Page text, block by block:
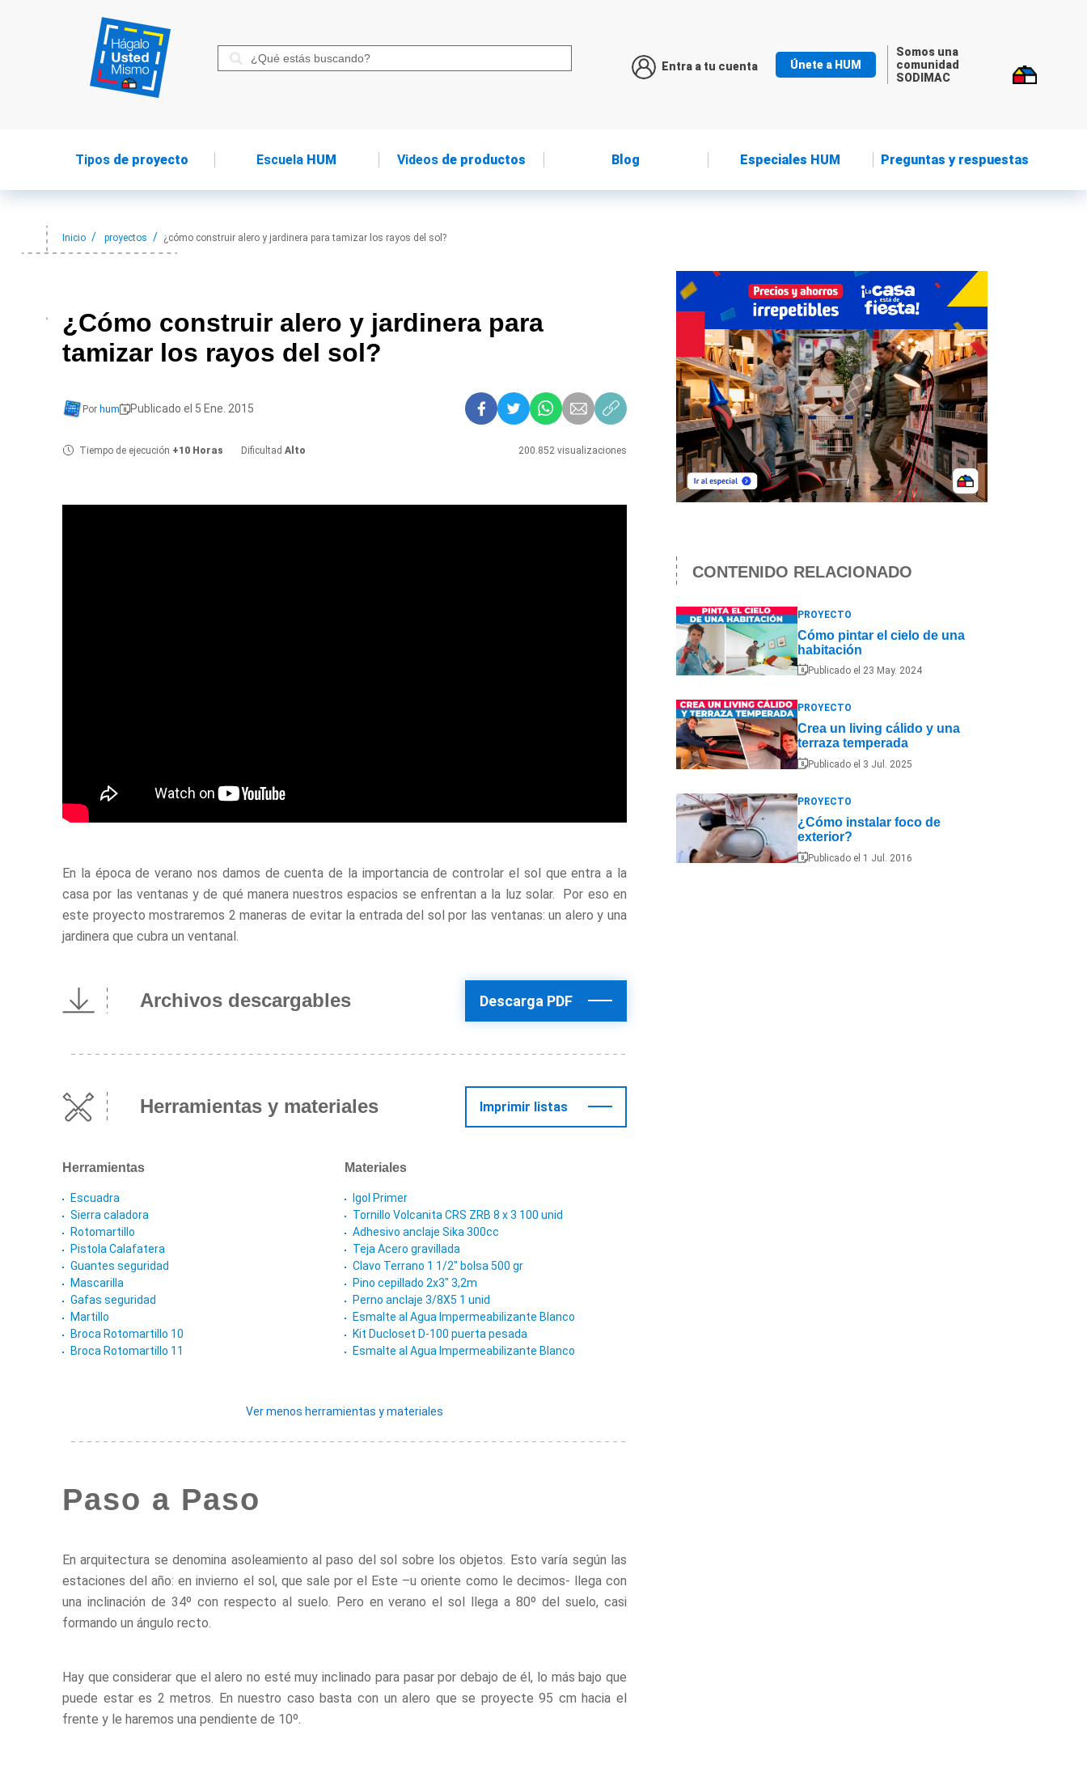
Entra a tu cuenta Únete a HUM
Somos una
comunidad
SODIMAC
Tipos de proyecto Escuela HUM Videosde productos Blog Especiales HUM Preguntas y respuestas
Inicio proyectos ¿cómo construir alero y jardinera para tamizar los rayos del sol?
¿Cómo construir alero y jardinera para
tamizar los rayos del sol?
Por hum Publicado el 5 Ene. 2015
Tiempo de ejecución +10 Horas Dificultad Alto 200.852 visualizaciones
En la época de verano nos damos de cuenta de la importancia de controlar el sol que entra a la
casa por las ventanas y de qué manera nuestros espacios se enfrentan a la luz solar.
Por eso en
este proyecto mostraremos 2 maneras de evitar la entrada del sol por las ventanas: un alero y una
jardinera que cubra un ventanal.
Archivos descargables Descarga PDF
Herramientas y materiales Imprimir listas
Herramientas
Escuadra
Sierra caladora
Rotomartillo
Pistola Calafatera
Guantes seguridad
Mascarilla
Gafas seguridad
Martillo
Broca Rotomartillo 10
Broca Rotomartillo 11
Materiales
Igol Primer
Tornillo Volcanita CRS ZRB 8 x 3 100 unid
Adhesivo anclaje Sika 300cc
Teja Acero gravillada
Clavo Terrano 1 1/2" bolsa 500 gr
Pino cepillado 2x3" 3,2m
Perno anclaje 3/8X5 1 unid
Esmalte al Agua Impermeabilizante Blanco
Kit Ducloset D-100 puerta pesada
Esmalte al Agua Impermeabilizante Blanco
Ver menos herramientas y materiales
Paso a Paso
En arquitectura se denomina asoleamiento al paso del sol sobre los objetos. Esto varía según las
estaciones del año: en invierno el sol, que sale por el Este –u oriente como le decimos- llega con
una inclinación de 34º con respecto al suelo. Pero en verano el sol llega a 80º del suelo, casi
formando un ángulo recto.
Hay que considerar que el alero no esté muy inclinado para pasar por debajo de él, lo más bajo que
puede estar es 2 metros. En nuestro caso basta con un alero que se proyecte 95 cm hacia el
frente y le haremos una pendiente de 10º.
CONTENIDO RELACIONADO
PROYECTO
Cómo pintar el cielo de una
habitación
Publicado el 23 May. 2024
PROYECTO
Crea un living cálido y una
terraza temperada
Publicado el 3 Jul. 2025
PROYECTO
¿Cómo instalar foco de
exterior?
Publicado el 1 Jul. 2016